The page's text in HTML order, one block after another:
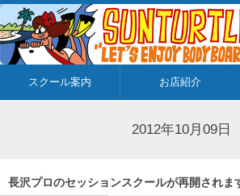
スクール案内 お店紹介
2012年10月09日
長沢プロのセッションスクールが再開されま